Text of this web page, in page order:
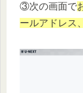
③次の画面で
ールアドレス